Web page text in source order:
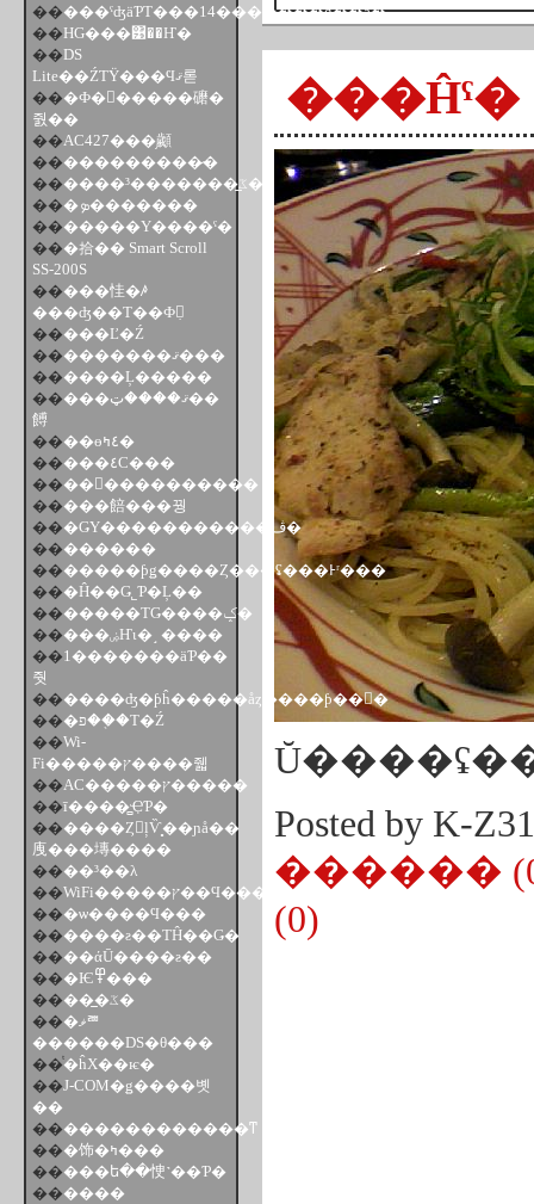
���Ĥˤ�
Posted by K-
������
(0)
�����ˤʤäƤΤ���14�������ǥ��å�
��HG���͹��Ҥ�
��DS
Lite��ŹƬŸ���Ϥޤ롣
���Ф�󤿤�����礳�
줤��
��AC427���֥顪
�����������̷�
��
����³�������̲ػ�
��
�ܤ�������
�������Υ����ˤ�
���拾�� Smart Scroll
SS-200S
�����㤬�ꤳ
���ʤ��Τ��Ф䤭̣
�����Ľ�Ź
��
�������ޤ���
������Ļ�����
�����ޤ����ټ��
餺
��
��ɵ٤ߤ�
��
���٤Ϲ���
�����ٰ���������
�����餢���꿩
��
�ǤΥ�����������ڤ�
��������
�������ƥǥ����Ȥ���ʢ���Ͱʳ���
���Ĥ��Ǥ˾Ƥ�Ļ��
��
�����ΤǤ����ݤ�
��
���ۻҤι�˼ ����
��1�������äƤ��
줫
������ʤ�ƥĥ�����åȥ����ƥ��󥰡�
��
�פ��֤�Τ�Ź
��Wi-
Fi�����ץ����줿
��
AC�����ץ�����
��ī����̻ҾƤ�
������Ȥ󤳤ļѶ̻��ɲå��
㡼���塼����
����³��λ
��
WiFi�����ץ��Ϥ���
���ѡ����Ϥ���
������ƨ��ΤĤ��Ǥ�
����άŪ����ƨ��
��
�Ѥ߾���
��
���̲ػ�
���ޥꥪ
������DS�θ���
��ͭ�ĥХ��ѥ�
��J-COM�ǥ����볫
��
��������������ͳ
��
�饰�ߤ���
�����ե��㤤˺��Ƥ�
������